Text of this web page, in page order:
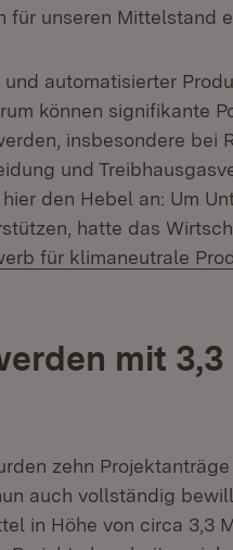
für unseren Mittelstand
automatisierter
können signifikante
insbesondere bei
und
den Hebel an: Um
hatte das
für klimaneutrale
mit
zehn
auch vollständig
in Höhe von circa 3,3